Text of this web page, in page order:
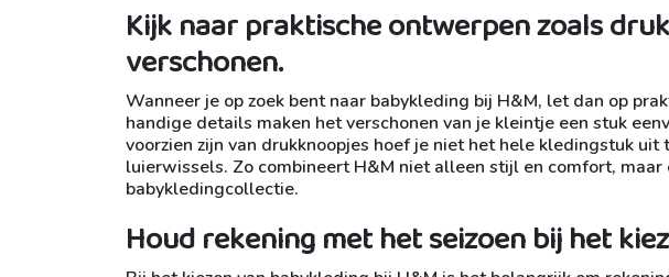
Kijk naar praktische ontwerpen zoals
verschonen.
Wanneer je op zoek bent naar babykleding bij H&M, let dan op
handige details maken het verschonen van je kleintje een stuk
voorzien zijn van drukknoopjes hoef je niet het hele kledingstuk
luierwissels. Zo combineert H&M niet alleen stijl en comfort,
babykledingcollectie.
Houd rekening met het seizoen bij het